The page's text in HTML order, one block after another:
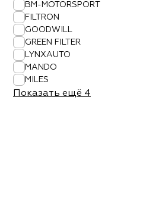
BM-MOTORSPORT
FILTRON
GOODWILL
GREEN FILTER
LYNXAUTO
MANDO
MILES
Показать ещё 4